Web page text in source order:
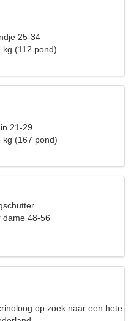
25-34
(112 pond)
21-29
kg (167 pond)
dame 48-56
op zoek naar een hete